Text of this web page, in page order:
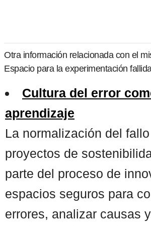
Otra información relacionada con el
Espacio para la experimentación fallida
Cultura del error
aprendizaje
La normalización del
proyectos de
parte del proceso de
espacios seguros para
errores, analizar causas